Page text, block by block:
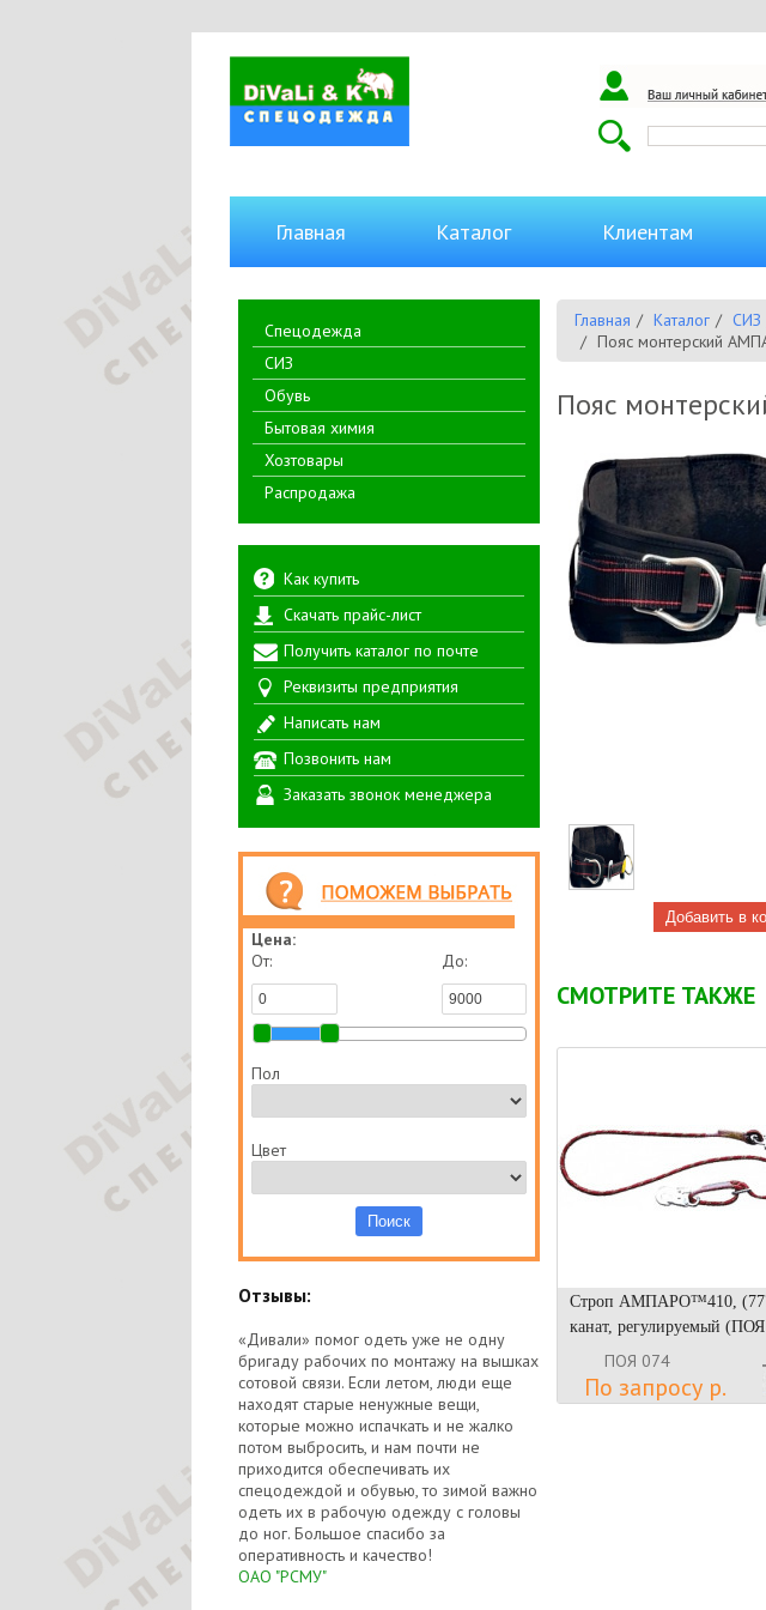
Главная Каталог Клиентам
Спецодежда
СИЗ
Обувь
Бытовая химия
Хозтовары
Распродажа
Как купить
Скачать прайс-лист
Получить каталог по почте
Реквизиты предприятия
Написать нам
Позвонить нам
Заказать звонок менеджера
Цена:
От:
До:
Пол
Цвет
Отзывы:
«Дивали» помог одеть уже не одну
бригаду рабочих по монтажу на вышках
сотовой связи. Если летом, люди еще
находят старые ненужные вещи,
которые можно испачкать и не жалко
потом выбросить, и нам почти не
приходится обеспечивать их
спецодеждой и обувью, то зимой важно
одеть их в рабочую одежду с головы
до ног. Большое спасибо за
оперативность и качество!
ОАО "РСМУ"
Главная Каталог СИЗ
Пояс монтерский
Пояс
СМОТРИТЕ ТАКЖЕ
Строп АМПАРО™410,
канат, регулируемый
ПОЯ 074
По запросу р.